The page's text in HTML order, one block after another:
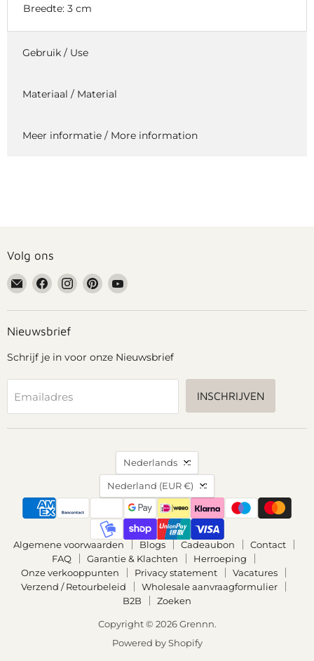
Breedte: 3 cm
Gebruik / Use
Materiaal / Material
Meer informatie / More information
Volg ons
Email
Grennn
Vind
ons
op
Facebook
Vind
ons
op
Vind
ons
op
Vind
op
Nieuwsbrief
Schrijf je in voor onze Nieuwsbrief
Emailadres INSCHRIJVEN
Taal
Nederlands
Land
Nederland (EUR €)
Algemene voorwaarden Blogs Cadeaubon
Contact
FAQ
Garantie & Klachten
Herroeping
Onze verkooppunten
Privacy statement
Vacatures
Verzend / Retourbeleid
Wholesale aanvraagformulier
B2B
Zoeken
Copyright © 2026 Grennn.
Powered by Shopify